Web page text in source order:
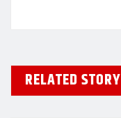
RELATED STORY